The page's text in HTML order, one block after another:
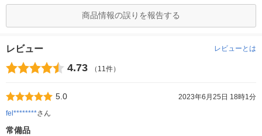
商品情報の誤りを報告する
レビュー レビューとは
4.73 （11件）
5.0
2023年6月25日 18時1分
fel********さん
常備品